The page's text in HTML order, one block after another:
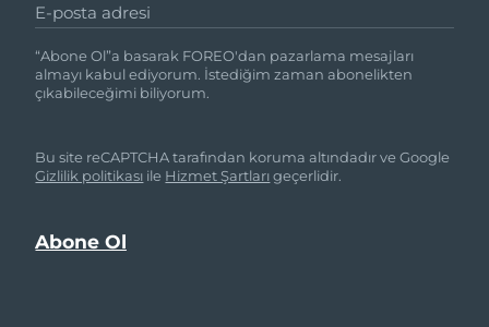
E-posta adresi
“Abone Ol”a basarak FOREO'dan pazarlama mesajları
almayı kabul ediyorum. İstediğim zaman abonelikten
çıkabileceğimi biliyorum.
Bu site reCAPTCHA tarafından koruma altındadır ve Google
Gizlilik politikası ile Hizmet Şartlarıgeçerlidir.